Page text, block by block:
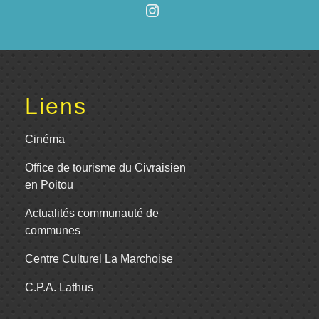
Liens
Cinéma
Office de tourisme du Civraisien
en Poitou
Actualités communauté de
communes
Centre Culturel La Marchoise
C.P.A. Lathus